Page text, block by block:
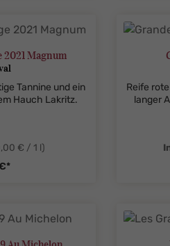
2021 Magnum
Tannine und ein
Hauch Lakritz.
€ / 1 l)
Reife
langer